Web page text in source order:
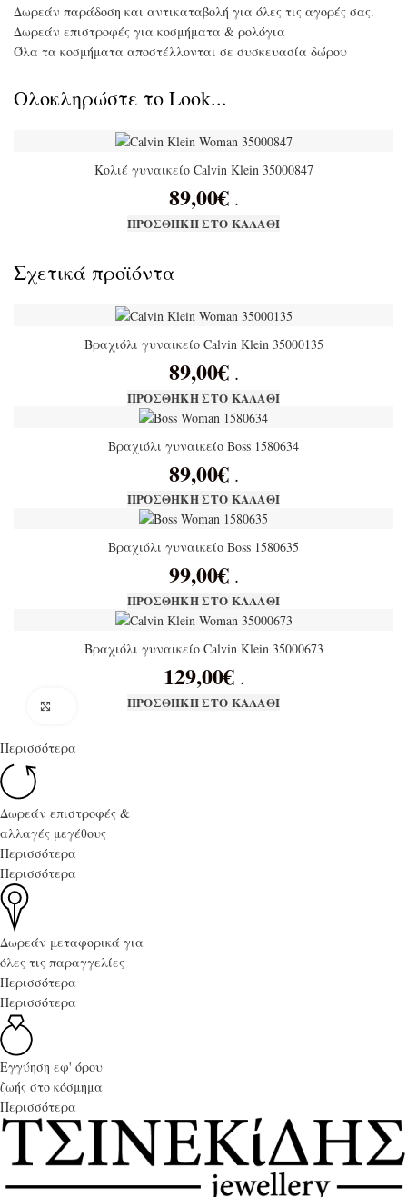
Click to enlarge
Δωρεάν παράδοση και αντικαταβολή για όλες τις αγορές σας.
Δωρεάν επιστροφές για κοσμήματα & ρολόγια
Όλα τα κοσμήματα αποστέλλονται σε συσκευασία δώρου
Ολοκληρώστε το Look...
Κολιέ γυναικείο Calvin Klein 35000847
89,00€ .
ΠΡΟΣΘΉΚΗ ΣΤΟ ΚΑΛΆΘΙ
Σχετικά προϊόντα
Βραχιόλι γυναικείο Calvin Klein 35000135
89,00€ .
ΠΡΟΣΘΉΚΗ ΣΤΟ ΚΑΛΆΘΙ
Βραχιόλι γυναικείο Boss 1580634
89,00€ .
ΠΡΟΣΘΉΚΗ ΣΤΟ ΚΑΛΆΘΙ
Βραχιόλι γυναικείο Boss 1580635
99,00€ .
ΠΡΟΣΘΉΚΗ ΣΤΟ ΚΑΛΆΘΙ
Βραχιόλι γυναικείο Calvin Klein 35000673
129,00€ .
ΠΡΟΣΘΉΚΗ ΣΤΟ ΚΑΛΆΘΙ
Περισσότερα
Δωρεάν επιστροφές &
αλλαγές μεγέθους
Περισσότερα
Περισσότερα
Δωρεάν μεταφορικά για
όλες τις παραγγελίες
Περισσότερα
Περισσότερα
Εγγύηση εφ' όρου
ζωής στο κόσμημα
Περισσότερα